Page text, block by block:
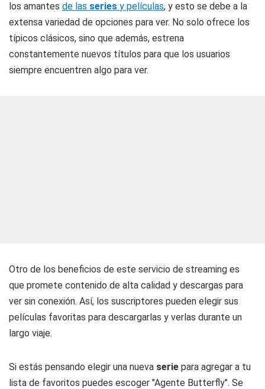
los amantes de las series y películas, y esto se debe a la
extensa variedad de opciones para ver. No solo ofrece los
típicos clásicos, sino que además, estrena
constantemente nuevos títulos para que los usuarios
siempre encuentren algo para ver.
Otro de los beneficios de este servicio de streaming es
que promete contenido de alta calidad y descargas para
ver sin conexión. Así, los suscriptores pueden elegir sus
películas favoritas para descargarlas y verlas durante un
largo viaje.
Si estás pensando elegir una nueva serie para agregar a tu
lista de favoritos puedes escoger "Agente Butterfly". Se